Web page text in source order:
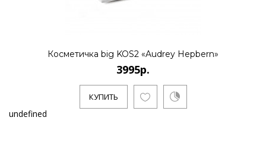
Косметичка big KOS2 «Audrey Hepbern»
3995р.
КУПИТЬ
undefined